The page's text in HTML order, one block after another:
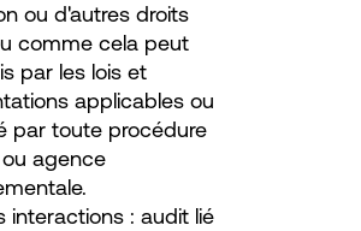
ou d'autres droits
comme cela peut
par les lois et
applicables ou
par toute procédure
agence
interactions : audit lié